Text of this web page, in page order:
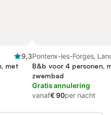
9,3
met
Pontenx-les-Forges,
B&b voor 4 personen,
zwembad
Gratis annulering
vanaf€ 90per nacht